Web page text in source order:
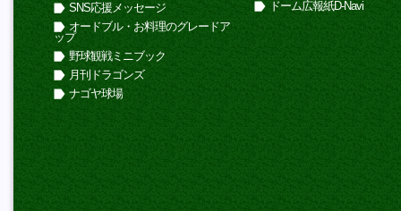
SNS応援メッセージ
オードブル・お料理のグレードア
ップ
野球観戦ミニブック
月刊ドラゴンズ
ナゴヤ球場
ドーム広報紙D-Navi